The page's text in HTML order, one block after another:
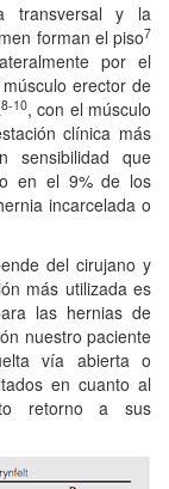
transversal y la
forman el piso7
por el
erector de
8-10, con el músculo
clínica más
sensibilidad que
en el 9% de los
incarcelada o
del cirujano y
más utilizada es
las hernias de
nuestro paciente
vía abierta o
en cuanto al
retorno a sus